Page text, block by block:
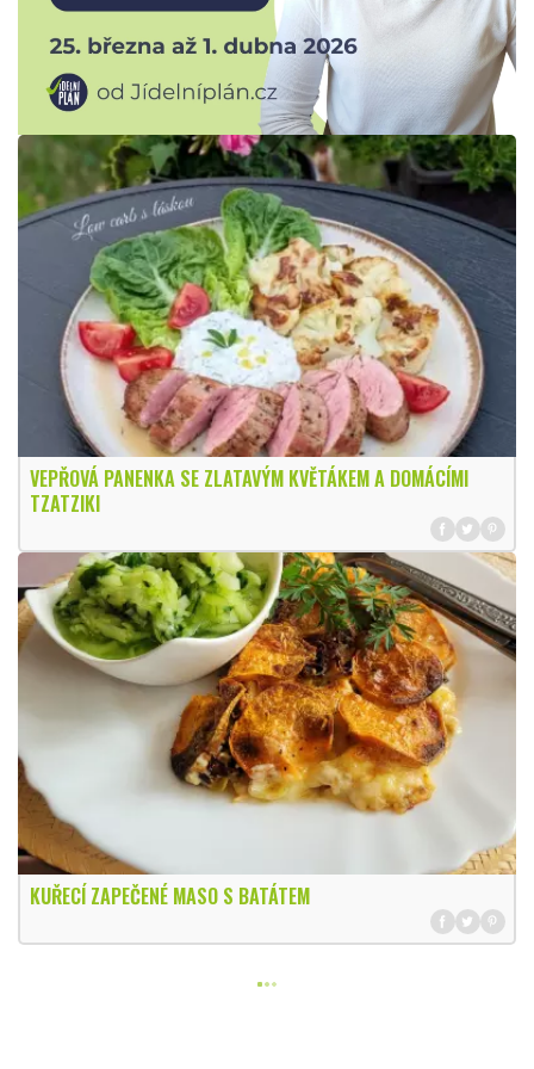
VEPŘOVÁ PANENKA SE ZLATAVÝM KVĚTÁKEM A DOMÁCÍMI
TZATZIKI
KUŘECÍ ZAPEČENÉ MASO S BATÁTEM